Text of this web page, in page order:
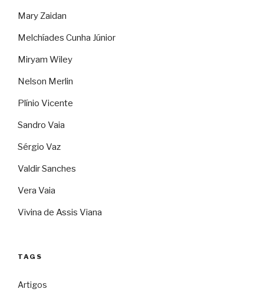
Mary Zaidan
Melchíades Cunha Júnior
Miryam Wiley
Nelson Merlin
Plínio Vicente
Sandro Vaia
Sérgio Vaz
Valdir Sanches
Vera Vaia
Vivina de Assis Viana
TAGS
Artigos